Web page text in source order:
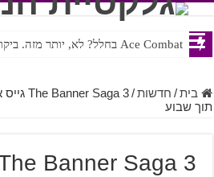
Ace Combat בחלל? לא, יותר מזה. ביקורת המשחק Chorus
Steven Universe והשירים שתורגמו בצורה נוראית לעברית
בית / חדשות /
תוך שבוע